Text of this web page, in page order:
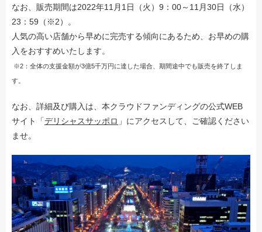
なお、販売期間は2022年11月1日（火）9：00～11月30日（水）
23：59（※2）。
人気の高い店舗から早めに完売する傾向にあるため、お早めの購
入をおすすめいたします。
※2：全体の支援金額が3億5千万円に達した場合、期間途中でも販売を終了しま
す。
なお、詳細及び購入は、本クラウドファンディングの公式WEB
サイト「デリシャスサッポロ 」にアクセスして、ご確認ください
ませ。